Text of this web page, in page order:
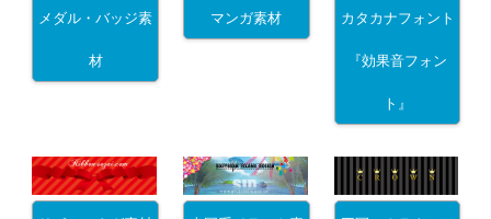
メダル・バッジ素
材
マンガ素材 カタカナフォント
『効果音フォン
ト』